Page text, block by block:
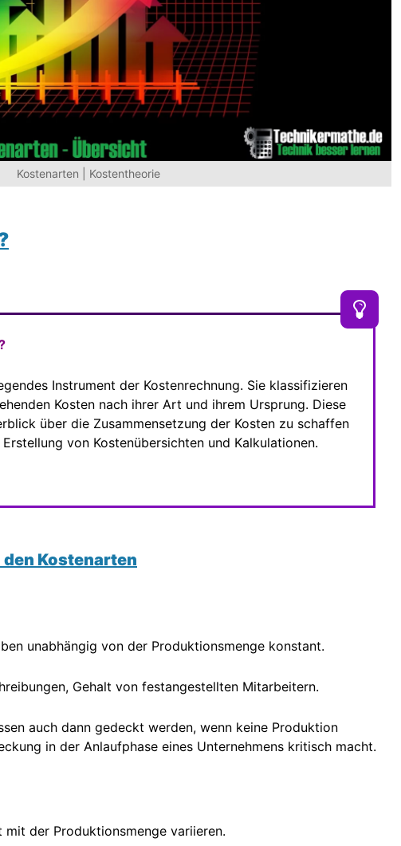
Kostenarten | Kostentheorie
Instrument der Kostenrechnung. Sie klassifizieren
Kosten nach ihrer Art und ihrem Ursprung. Diese
über die Zusammensetzung der Kosten zu schaffen
von Kostenübersichten und Kalkulationen.
Kostenarten
unabhängig von der Produktionsmenge konstant.
Gehalt von festangestellten Mitarbeitern.
auch dann gedeckt werden, wenn keine Produktion
in der Anlaufphase eines Unternehmens kritisch macht.
mit der Produktionsmenge variieren.